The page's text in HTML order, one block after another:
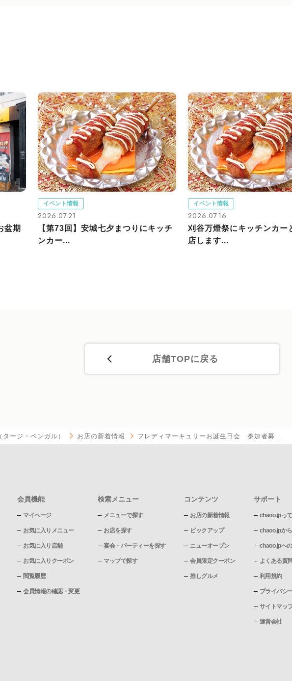
盆期
イベント情報
2026.07.21
【第73回】安城七夕まつりにキッチ
ンカー...
イベント情報
2026.07.16
刈谷万燈祭にキッチンカー
店します...
店舗TOPに戻る
ージ・ベンガル） お店の新着情報 フレディマーキュリーお誕生日会 参加者募…
会員機能
マイページ
お気に入りメニュー
お気に入り店舗
お気に入りクーポン
閲覧履歴
会員情報の確認・変更
検索メニュー
メニューで探す
お店を探す
宴会・パーティーを探す
マップで探す
コンテンツ
お店の新着情報
ピックアップ
ニューオープン
会員限定クーポン
推しグルメ
サポート
chaoo.jpっ
chaoo.jpか
chaoo.jpへ
よくある質
利用規約
プライバシ
サイトマッ
運営会社